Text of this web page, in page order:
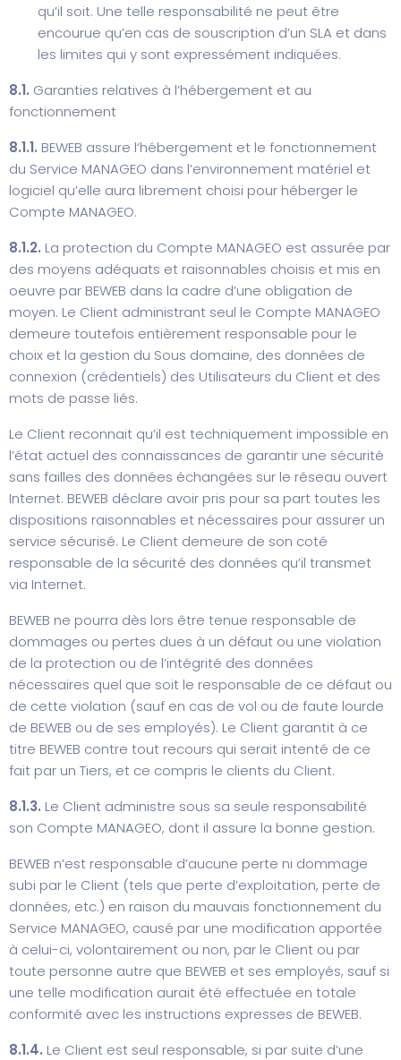
qu’il soit. Une telle responsabilité ne peut être
encourue qu’en cas de souscription d’un SLA et dans
les limites qui y sont expressément indiquées.
8.1. Garanties relatives à l’hébergement et au
fonctionnement
8.1.1. BEWEB assure l’hébergement et le fonctionnement
du Service MANAGEO dans l’environnement matériel et
logiciel qu’elle aura librement choisi pour héberger le
Compte MANAGEO.
8.1.2. La protection du Compte MANAGEO est assurée par
des moyens adéquats et raisonnables choisis et mis en
oeuvre par BEWEB dans la cadre d’une obligation de
moyen. Le Client administrant seul le Compte MANAGEO
demeure toutefois entièrement responsable pour le
choix et la gestion du Sous domaine, des données de
connexion (crédentiels) des Utilisateurs du Client et des
mots de passe liés.
Le Client reconnait qu’il est techniquement impossible en
l’état actuel des connaissances de garantir une sécurité
sans failles des données échangées sur le réseau ouvert
Internet. BEWEB déclare avoir pris pour sa part toutes les
dispositions raisonnables et nécessaires pour assurer un
service sécurisé. Le Client demeure de son coté
responsable de la sécurité des données qu’il transmet
via Internet.
BEWEB ne pourra dès lors être tenue responsable de
dommages ou pertes dues à un défaut ou une violation
de la protection ou de l’intégrité des données
nécessaires quel que soit le responsable de ce défaut ou
de cette violation (sauf en cas de vol ou de faute lourde
de BEWEB ou de ses employés). Le Client garantit à ce
titre BEWEB contre tout recours qui serait intenté de ce
fait par un Tiers, et ce compris le clients du Client.
8.1.3. Le Client administre sous sa seule responsabilité
son Compte MANAGEO, dont il assure la bonne gestion.
BEWEB n’est responsable d’aucune perte ni dommage
subi par le Client (tels que perte d’exploitation, perte de
données, etc.) en raison du mauvais fonctionnement du
Service MANAGEO, causé par une modification apportée
à celui-ci, volontairement ou non, par le Client ou par
toute personne autre que BEWEB et ses employés, sauf si
une telle modification aurait été effectuée en totale
conformité avec les instructions expresses de BEWEB.
8.1.4. Le Client est seul responsable, si par suite d’une